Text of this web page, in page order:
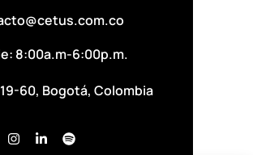
8:00a.m-6:00p.m.
60, Bogotá, Colombia